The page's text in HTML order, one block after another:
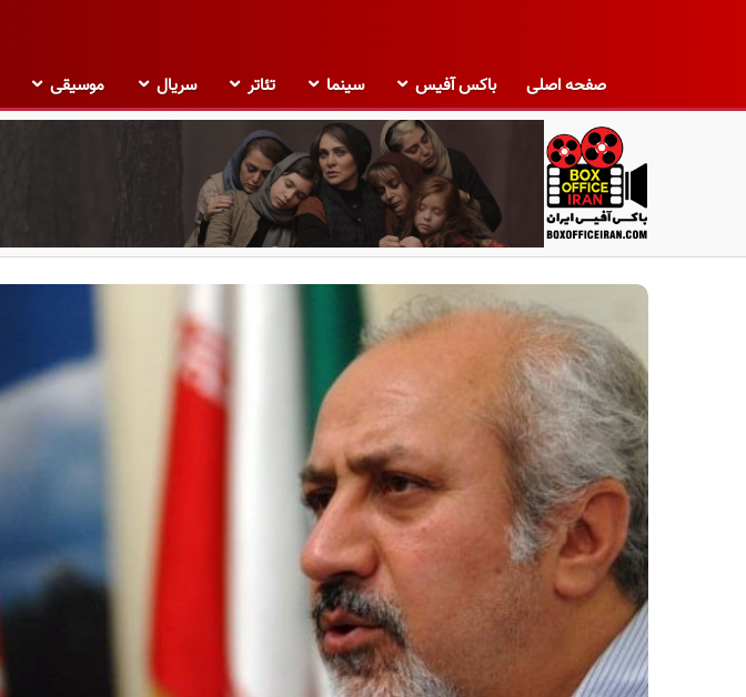
صفحه اصلی باکس آفیس سینما تئاتر سریال موسیقی
ب
ف
ی
س
ا
ی
ر
ا
ن